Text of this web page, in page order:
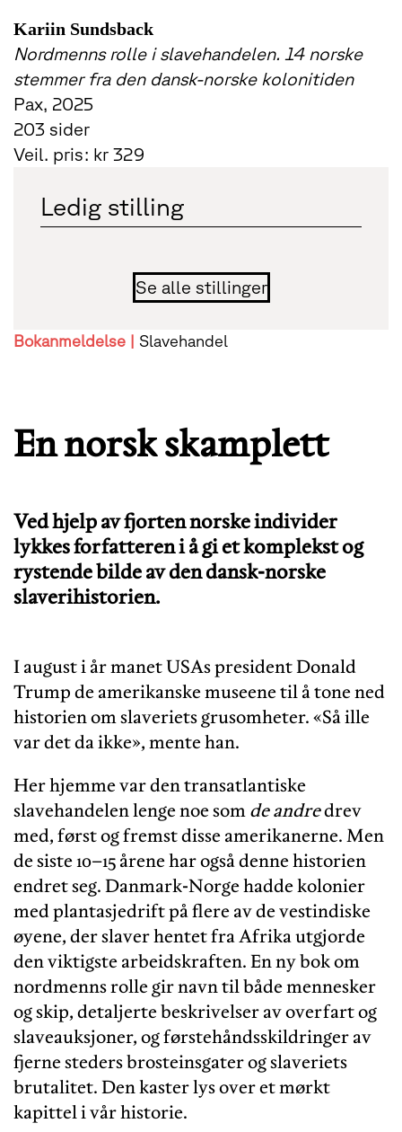
Bokanmeldelse | Slavehandel
En norsk skamplett
Ved hjelp av fjorten norske individer
lykkes forfatteren i å gi et komplekst og
rystende bilde av den dansk-norske
slaverihistorien.
I august i år manet USAs president Donald
Trump de amerikanske museene til å tone ned
historien om slaveriets grusomheter. «Så ille
var det da ikke», mente han.
Her hjemme var den transatlantiske
slavehandelen lenge noe somde andredrev
med, først og fremst disse amerikanerne. Men
de siste 10–15 årene har også denne historien
endret seg. Danmark-Norge hadde kolonier
med plantasjedrift på flere av de vestindiske
øyene, der slaver hentet fra Afrika utgjorde
den viktigste arbeidskraften. En ny bok om
nordmenns rolle gir navn til både mennesker
og skip, detaljerte beskrivelser av overfart og
slaveauksjoner, og førstehåndsskildringer av
fjerne steders brosteinsgater og slaveriets
brutalitet. Den kaster lys over et mørkt
kapittel i vår historie.
Kariin Sundsback
Nordmenns rolle i slavehandelen. 14 norske
stemmer fra den dansk-norske kolonitiden
Pax, 2025
203 sider
Veil. pris: kr 329
Ledig stilling
Se alle stillinger